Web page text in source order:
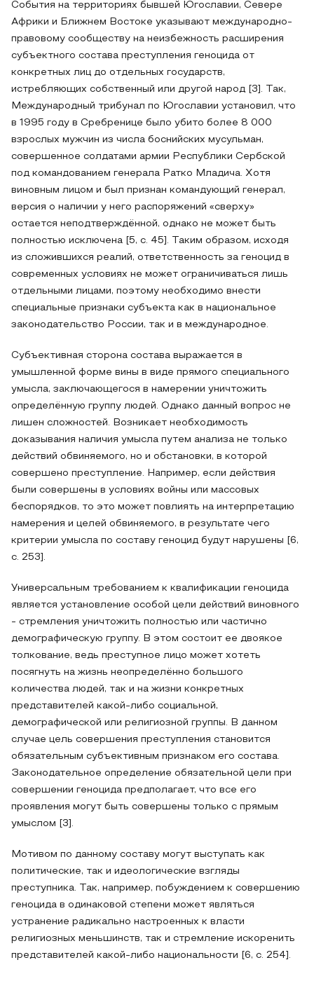
События на территориях бывшей Югославии, Севере
Африки и Ближнем Востоке указывают международно-
правовому сообществу на неизбежность расширения
субъектного состава преступления геноцида от
конкретных лиц до отдельных государств,
истребляющих собственный или другой народ [3]. Так,
Международный трибунал по Югославии установил, что
в 1995 году в Сребренице было убито более 8 000
взрослых мужчин из числа боснийских мусульман,
совершенное солдатами армии Республики Сербской
под командованием генерала Ратко Младича. Хотя
виновным лицом и был признан командующий генерал,
версия о наличии у него распоряжений «сверху»
остается неподтверждённой, однако не может быть
полностью исключена [5, с. 45]. Таким образом, исходя
из сложившихся реалий, ответственность за геноцид в
современных условиях не может ограничиваться лишь
отдельными лицами, поэтому необходимо внести
специальные признаки субъекта как в национальное
законодательство России, так и в международное.
Субъективная сторона состава выражается в
умышленной форме вины в виде прямого специального
умысла, заключающегося в намерении уничтожить
определённую группу людей. Однако данный вопрос не
лишен сложностей. Возникает необходимость
доказывания наличия умысла путем анализа не только
действий обвиняемого, но и обстановки, в которой
совершено преступление. Например, если действия
были совершены в условиях войны или массовых
беспорядков, то это может повлиять на интерпретацию
намерения и целей обвиняемого, в результате чего
критерии умысла по составу геноцид будут нарушены [6,
с. 253].
Универсальным требованием к квалификации геноцида
является установление особой цели действий виновного
- стремления уничтожить полностью или частично
демографическую группу. В этом состоит ее двоякое
толкование, ведь преступное лицо может хотеть
посягнуть на жизнь неопределённо большого
количества людей, так и на жизни конкретных
представителей какой-либо социальной,
демографической или религиозной группы. В данном
случае цель совершения преступления становится
обязательным субъективным признаком его состава.
Законодательное определение обязательной цели при
совершении геноцида предполагает, что все его
проявления могут быть совершены только с прямым
умыслом [3].
Мотивом по данному составу могут выступать как
политические, так и идеологические взгляды
преступника. Так, например, побуждением к совершению
геноцида в одинаковой степени может являться
устранение радикально настроенных к власти
религиозных меньшинств, так и стремление искоренить
представителей какой-либо национальности [6, с. 254].